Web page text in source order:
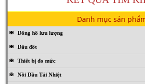
Danh mục sản
Đồng hồ lưu lượng
Đầu đốt
Thiết bị đo mức
Nồi Dầu Tải Nhiệt